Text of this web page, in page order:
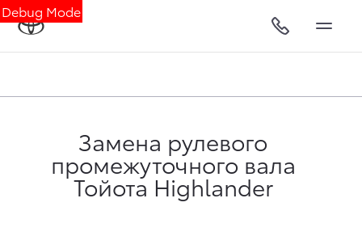
Debug Mode
Замена рулевого
промежуточного вала
Тойота Highlander